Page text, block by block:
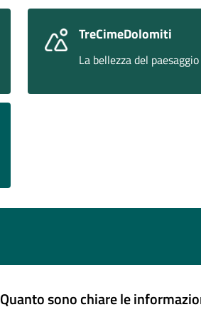
TreCimeDolomiti
La bellezza del
Quanto sono chiare le